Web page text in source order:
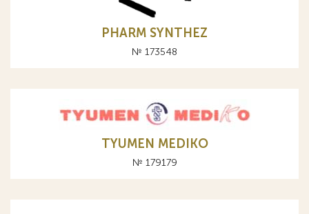
PHARM SYNTHEZ
№ 173548
TYUMEN MEDIKO
№ 179179